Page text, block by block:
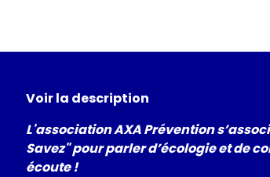
Voir la description
L'association AXA Prévention
Savez" pour parler d’écologie et de
écoute !